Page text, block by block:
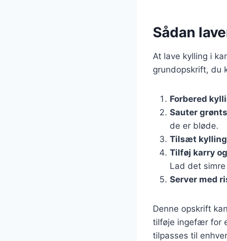
Sådan
At lave kylling i
grundopskrift, du
Forbered
Sauter
de er bløde.
Tilsæt
Tilføj karry
Lad det
Server med
Denne opskrift
tilføje ingefær for
tilpasses til